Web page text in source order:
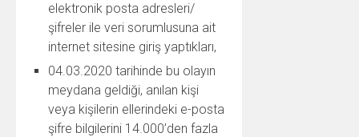
elektronik posta adresleri/
şifreler ile veri sorumlusuna ait
internet sitesine giriş yaptıkları,
04.03.2020 tarihinde bu olayın
meydana geldiği, anılan kişi
veya kişilerin ellerindeki e-posta
şifre bilgilerini 14.000’den fazla